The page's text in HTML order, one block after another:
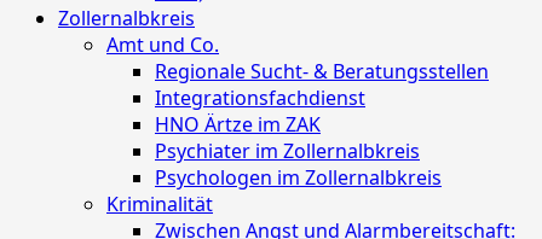
Zollernalbkreis
Amt und Co.
Regionale Sucht- & Beratungsstellen
Integrationsfachdienst
HNO Ärtze im ZAK
Psychiater im Zollernalbkreis
Psychologen im Zollernalbkreis
Kriminalität
Zwischen Angst und Alarmbereitschaft: